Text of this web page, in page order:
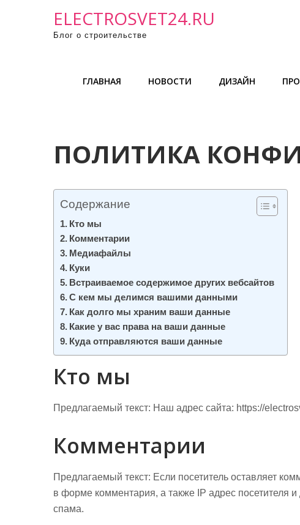
ELECTROSVET24.RU
Блог о строительстве
ГЛАВНАЯ НОВОСТИ ДИЗАЙН
ПОЛИТИКА
Содержание
Кто мы
Комментарии
Медиафайлы
Куки
Встраиваемое содержимое других вебсайтов
С кем мы делимся вашими данными
Как долго мы храним ваши данные
Какие у вас права на ваши данные
Куда отправляются ваши данные
Кто мы
Предлагаемый текст: Наш адрес сайта: https://
Комментарии
Предлагаемый текст: Если посетитель оставляет
в форме комментария, а также IP адрес посетителя
спама.